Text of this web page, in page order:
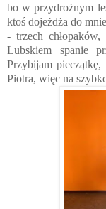
bo w przydrożnym
ktoś dojeżdża do
- trzech
Lubskiem spanie
Przybijam
Piotra, więc na